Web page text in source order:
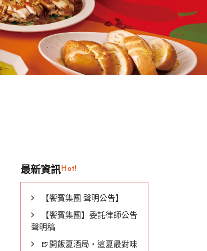
最新資訊Hot!
【饗賓集團 聲明公告】
【饗賓集團】委託律師公告
聲明稿
🍺開飯夏酒局・這夏最對味